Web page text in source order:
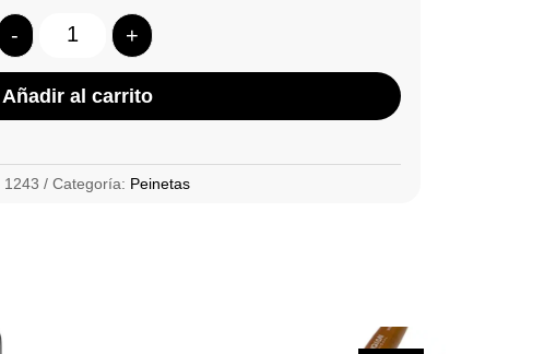
Quantity
- +
Añadir al carrito
1243 Categoría: Peinetas